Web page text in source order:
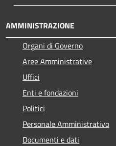
AMMINISTRAZIONE
Organi di Governo
Aree Amministrative
Uffici
Enti e fondazioni
Politici
Personale Amministrativo
Documenti e dati